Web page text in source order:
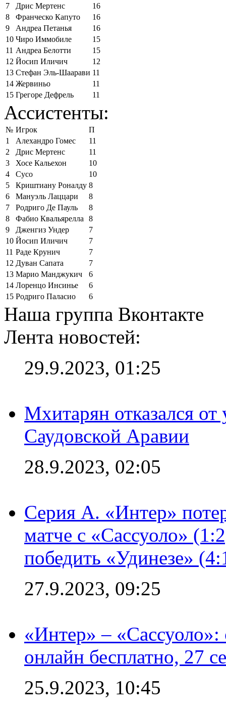
7
Дрис Мертенс
16
8
Франческо Капуто
16
9
Андреа Петанья
16
10 Чиро Иммобиле
15
11 Андреа Белотти
15
12 Йосип Иличич
12
13 Стефан Эль-Шаарави 11
14 Жервиньо
11
15 Грегоре Дефрель 11
Ассистенты:
№ Игрок
П
1
Алехандро Гомес
11
2
Дрис Мертенс
11
3
Хосе Кальехон
10
4
Сусо
10
5
Криштиану Роналду 8
6
Мануэль Лаццари
8
7
Родриго Де Пауль
8
8
Фабио Квальярелла
8
9
Дженгиз Ундер
7
10 Йосип Иличич
7
11 Раде Крунич
7
12 Дуван Сапата
7
13 Марио Манджукич
6
14 Лоренцо Инсинье
6
15 Родриго Паласио 6
Наша группа Вконтакте
Лента новостей:
29.9.2023, 01:25
Мхитарян отказался от
Саудовской Аравии
28.9.2023, 02:05
Серия А. «Интер»
матче с «Сассуоло»
победить «Удинезе»
27.9.2023, 09:25
«Интер» –
онлайн бесплатно, 27
25.9.2023, 10:45